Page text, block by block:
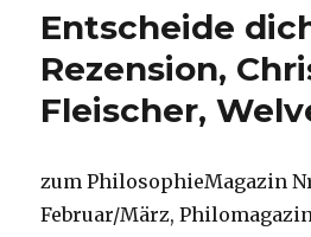
von
Welver
2019
Entscheide
Rezension,
Fleischer,
zum PhilosophieMagazin
Februar/März,